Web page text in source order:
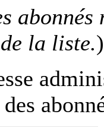
la liste.)